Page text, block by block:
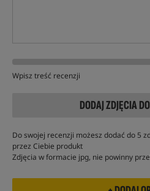
Wpisz treść recenzji
DODAJ ZDJĘCIA
Do swojej recenzji możesz dodać do 5
przez Ciebie produkt
Zdjęcia w formacie jpg, nie powinny